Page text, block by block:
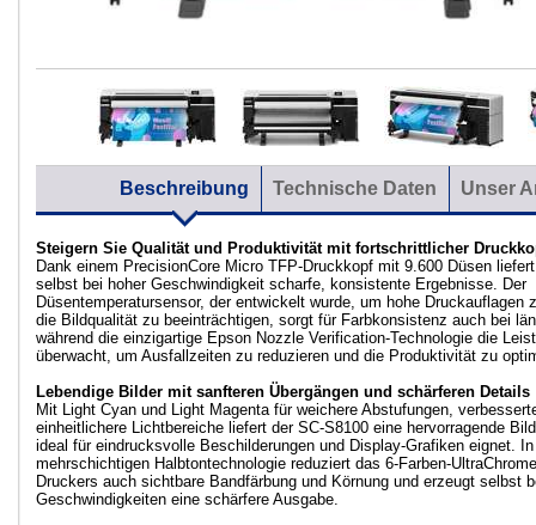
Beschreibung Technische Daten Unser
Steigern Sie Qualität und Produktivität mit fortschrittlicher
Dank einem PrecisionCore Micro TFP-Druckkopf mit 9.600 Düsen
selbst bei hoher Geschwindigkeit scharfe, konsistente Ergebnisse. Der
Düsentemperatursensor, der entwickelt wurde, um hohe Druckauflagen
die Bildqualität zu beeinträchtigen, sorgt für Farbkonsistenz auch bei
während die einzigartige Epson Nozzle Verification-Technologie die
überwacht, um Ausfallzeiten zu reduzieren und die Produktivität zu
Lebendige Bilder mit sanfteren Übergängen und schärferen Details
Mit Light Cyan und Light Magenta für weichere Abstufungen,
einheitlichere Lichtbereiche liefert der SC-S8100 eine hervorragende
ideal für eindrucksvolle Beschilderungen und Display-Grafiken eignet.
mehrschichtigen Halbtontechnologie reduziert das 6-Farben-
Druckers auch sichtbare Bandfärbung und Körnung und erzeugt selbst
Geschwindigkeiten eine schärfere Ausgabe.